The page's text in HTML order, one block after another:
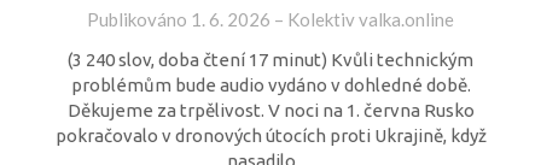
Publikováno 1. 6. 2026 – Kolektiv valka.online
(3 240 slov, doba čtení 17 minut) Kvůli technickým
problémům bude audio vydáno v dohledné době.
Děkujeme za trpělivost. V noci na 1. června Rusko
pokračovalo v dronových útocích proti Ukrajině, když
nasadilo…